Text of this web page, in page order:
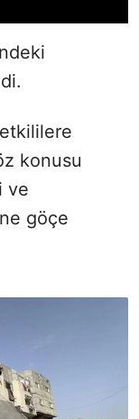
konusu
ve
göçe